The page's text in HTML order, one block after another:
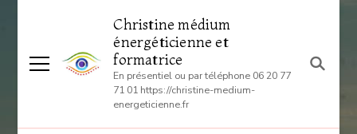
Christine médium
énergéticienne et
formatrice
En présentiel ou par téléphone 06 20 77
71 01 https://christine-medium-
energeticienne.fr